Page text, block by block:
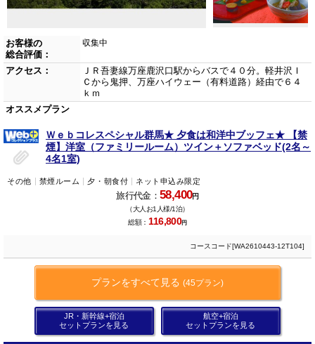
お客様の
総合評価：
収集中
アクセス：
ＪＲ吾妻線万座鹿沢口駅からバスで４０分。軽井沢Ｉ
Ｃから鬼押、万座ハイウェー（有料道路）経由で６４
ｋｍ
オススメプラン
Ｗｅｂコレスペシャル群馬★ 夕食は和洋中ブッフェ★ 【禁
煙】洋室（ファミリールーム）ツイン＋ソファベッド(2名～
4名1室)
その他 禁煙ルーム 夕・朝食付 ネット申込み限定
旅行代金：58,400円
（大人お1人様/1泊）
総額： 116,800円
コースコード[WA2610443-12T104]
プランをすべて見る (45プラン)
JR・新幹線+宿泊
セットプランを見る
航空+宿泊
セットプランを見る